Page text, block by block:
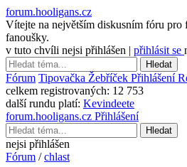
forum.hooligans.cz
Vítejte na největším diskusním fóru pro
fanoušky.
v tuto chvíli nejsi přihlášen | přihlásit se
Hledat
Fórum Tipovačka Žebříček Přihlášení
celkem registrovaných: 12 753
další rundu platí: Kevindeete
forum.hooligans.cz Přihlášení
Hledat
nejsi přihlášen
Fórum /chlast